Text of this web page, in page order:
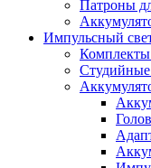
Патроны
Импульсный
Комплекты